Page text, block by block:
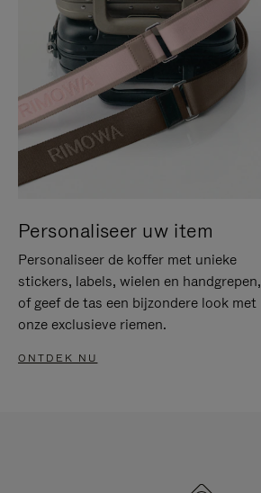
Personaliseer uw item
Personaliseer de koffer met unieke
stickers, labels, wielen en handgrepen,
of geef de tas een bijzondere look met
onze exclusieve riemen.
ONTDEK NU